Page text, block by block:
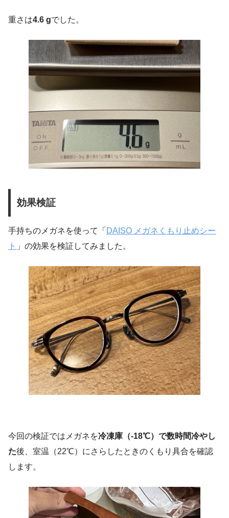
重さは4.6 gでした。
効果検証
手持ちのメガネを使って「 DAISO メガネくもり止めシー
ト 」の効果を検証してみました。
今回の検証ではメガネを冷凍庫（-18℃）で数時間冷やし
た後、室温（22℃）にさらしたときのくもり具合を確認
します。